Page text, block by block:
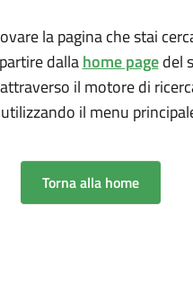
la pagina che stai
dallahome pagedel
il motore di
il menu
Torna alla home